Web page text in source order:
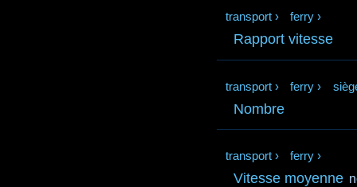
transport › ferry ›
Rapport vitesse
transport › ferry ›
Nombre
transport › ferry ›
Vitesse moyenne